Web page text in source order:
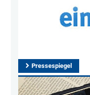
Pressespiegel